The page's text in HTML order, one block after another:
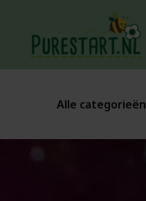
Alle categorieën